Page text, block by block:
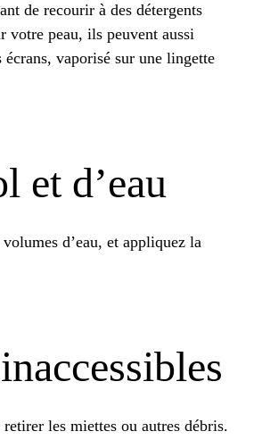
de recourir à des détergents
votre peau, ils peuvent aussi
vaporisé sur une lingette
et d’eau
d’eau, et appliquez la
les miettes ou autres débris.